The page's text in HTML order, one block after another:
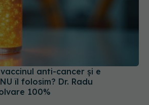
îl folosim? Dr. Radu
100%